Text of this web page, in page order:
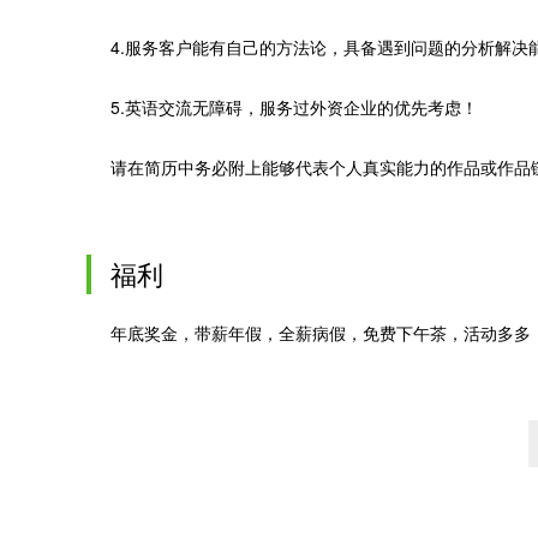
4.服务客户能有自己的方法论，具备遇到问题的分析解决
5.英语交流无障碍，服务过外资企业的优先考虑！
请在简历中务必附上能够代表个人真实能力的作品或作品
福利
年底奖金，带薪年假，全薪病假，免费下午茶，活动多多